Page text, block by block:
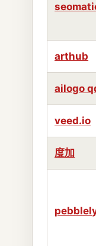
arthub
ailogo
veed.io
度加